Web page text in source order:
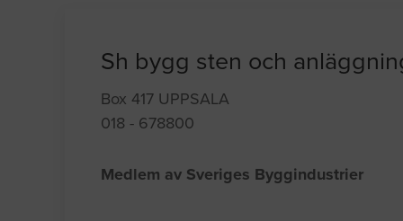
Sh bygg sten och
Box 417 UPPSALA
018 - 678800
Medlem av Sveriges Byggindustrier